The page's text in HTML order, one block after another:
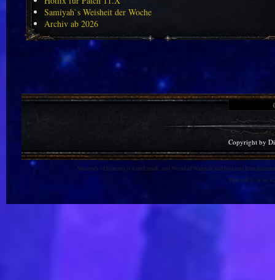
Samiyah`s Weisheit der Woche
Archiv ab 2026
Copyright by
Warlords of Draenor is a trademark, and World of Warcraft and Blizzard
This site is in no